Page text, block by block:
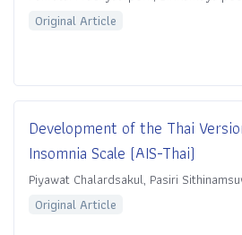
Original Article
Development of the Thai
Insomnia Scale (AIS-Thai)
Piyawat Chalardsakul, Pasiri
Original Article